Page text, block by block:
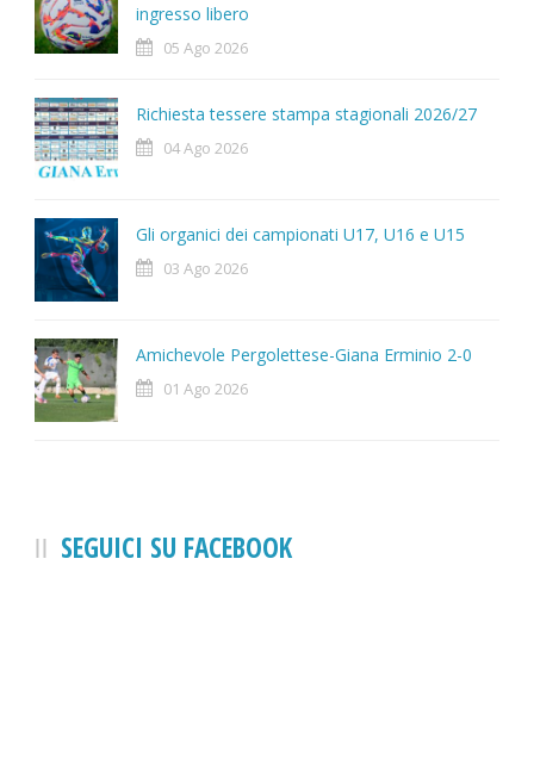
ingresso libero
05 Ago 2026
Richiesta tessere stampa stagionali 2026/27
04 Ago 2026
Gli organici dei campionati U17, U16 e U15
03 Ago 2026
Amichevole Pergolettese-Giana Erminio 2-0
01 Ago 2026
SEGUICI SU FACEBOOK